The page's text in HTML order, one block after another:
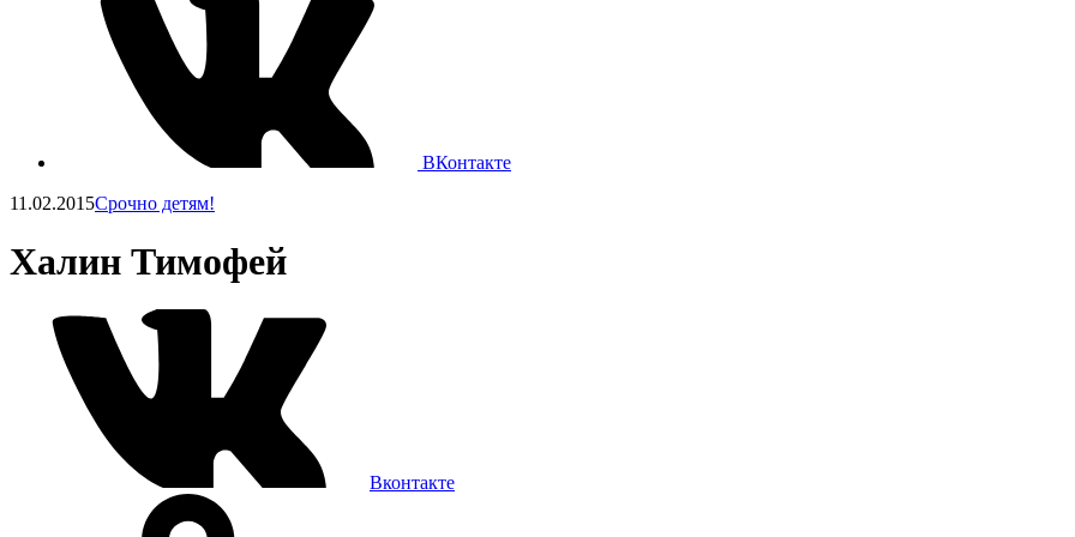
ВКонтакте
11.02.2015Срочно детям!
Халин Тимофей
Вконтакте